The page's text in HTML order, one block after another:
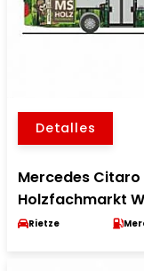
Detalles
Mercedes Citaro
Holzfachmarkt
Rietze